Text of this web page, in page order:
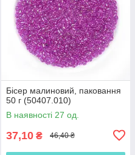
Бісер малиновий, паковання
50 г (50407.010)
В наявності 27 од.
37,10 ₴ 46,40 ₴